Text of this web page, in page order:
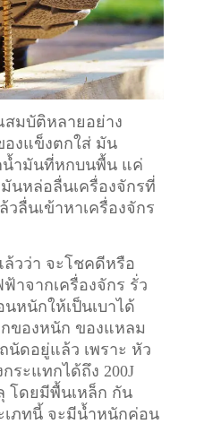
มบัติหลายอย่าง
องแข็งตกใส่ มัน
น้ำมันที่หกบนพื้น แค่
นหล่อลื่นเครื่องจักรที่
ลื่นเข้าหาเครื่องจักร
วว่า จะโชคดีหรือ
าจากเครื่องจักร รั่ว
หนักให้เป็นเบาได้
ของหนัก ของแหลม
นัดอยู่แล้ว เพราะ หัว
ระแทกได้ถึง 200J
โดยมีพื้นเหล็ก กัน
เภทนี้ จะมีน้ำหนักค่อน